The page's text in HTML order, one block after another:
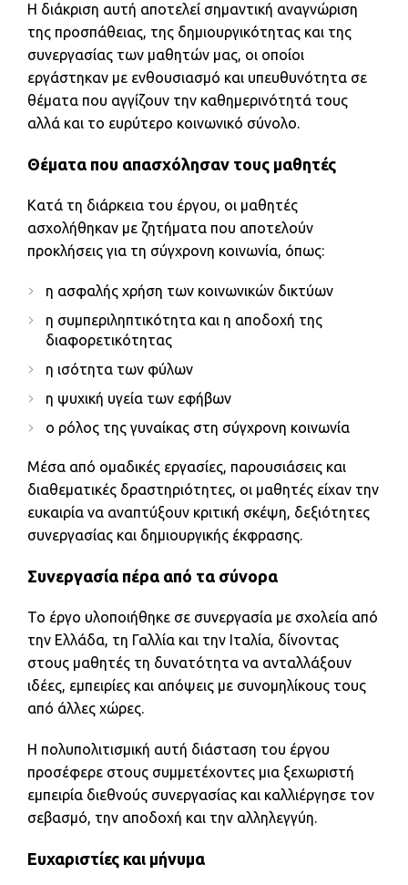
Η διάκριση αυτή αποτελεί σημαντική αναγνώριση
της προσπάθειας, της δημιουργικότητας και της
συνεργασίας των μαθητών μας, οι οποίοι
εργάστηκαν με ενθουσιασμό και υπευθυνότητα σε
θέματα που αγγίζουν την καθημερινότητά τους
αλλά και το ευρύτερο κοινωνικό σύνολο.
Θέματα που απασχόλησαν τους μαθητές
Κατά τη διάρκεια του έργου, οι μαθητές
ασχολήθηκαν με ζητήματα που αποτελούν
προκλήσεις για τη σύγχρονη κοινωνία, όπως:
η ασφαλής χρήση των κοινωνικών δικτύων
η συμπεριληπτικότητα και η αποδοχή της
διαφορετικότητας
η ισότητα των φύλων
η ψυχική υγεία των εφήβων
ο ρόλος της γυναίκας στη σύγχρονη κοινωνία
Μέσα από ομαδικές εργασίες, παρουσιάσεις και
διαθεματικές δραστηριότητες, οι μαθητές είχαν την
ευκαιρία να αναπτύξουν κριτική σκέψη, δεξιότητες
συνεργασίας και δημιουργικής έκφρασης.
Συνεργασία πέρα από τα σύνορα
Το έργο υλοποιήθηκε σε συνεργασία με σχολεία από
την Ελλάδα, τη Γαλλία και την Ιταλία, δίνοντας
στους μαθητές τη δυνατότητα να ανταλλάξουν
ιδέες, εμπειρίες και απόψεις με συνομηλίκους τους
από άλλες χώρες.
Η πολυπολιτισμική αυτή διάσταση του έργου
προσέφερε στους συμμετέχοντες μια ξεχωριστή
εμπειρία διεθνούς συνεργασίας και καλλιέργησε τον
σεβασμό, την αποδοχή και την αλληλεγγύη.
Ευχαριστίες και μήνυμα